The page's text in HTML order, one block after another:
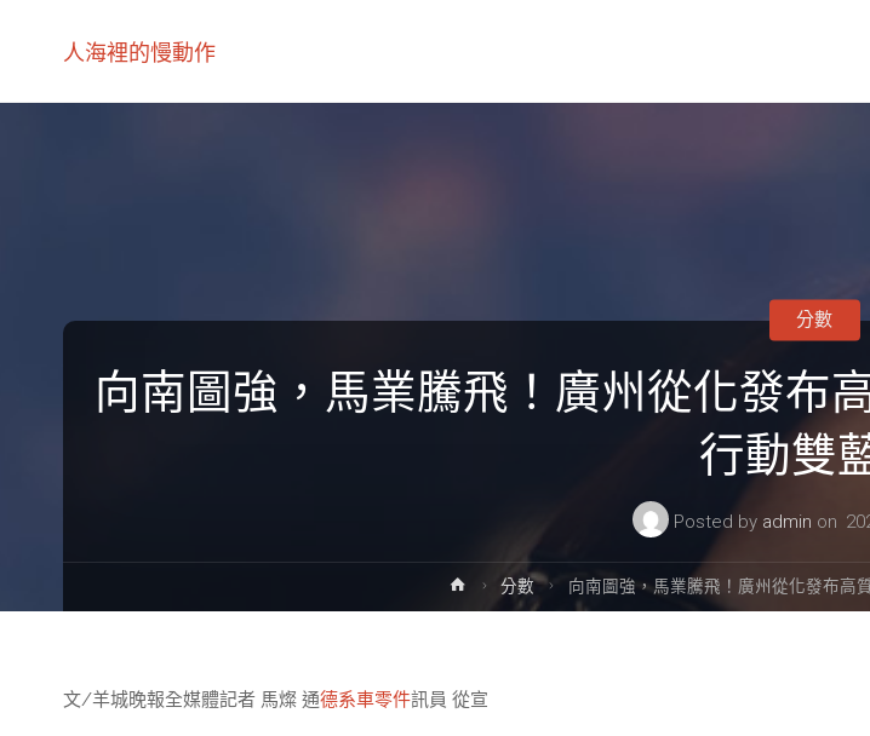
人海裡的慢動作
向南圖強，馬業騰飛！廣州從化發布
行動雙
Posted by admin on
分數
Home分數 向南圖強，馬業騰飛！廣州從化發布高
文/羊城晚報全媒體記者 馬燦 通德系車零件訊員 從宣